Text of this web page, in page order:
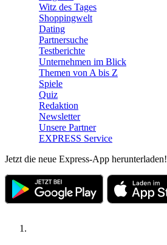
Witz des Tages
Shoppingwelt
Dating
Partnersuche
Testberichte
Unternehmen im Blick
Themen von A bis Z
Spiele
Quiz
Redaktion
Newsletter
Unsere Partner
EXPRESS Service
Jetzt die neue Express-App herunterladen!